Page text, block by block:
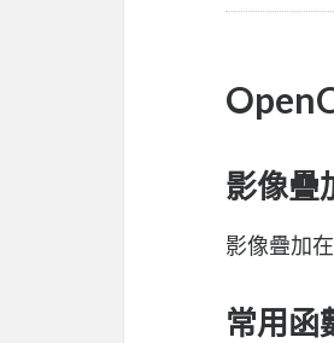
影像疊
影像疊加
常用函